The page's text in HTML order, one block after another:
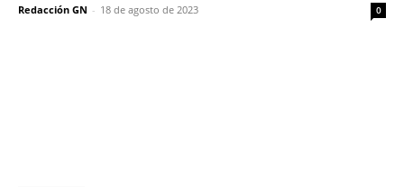
Redacción GN - 18 de agosto de 2023 0